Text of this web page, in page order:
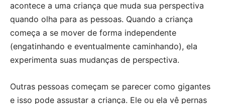
acontece a uma criança que muda sua perspectiva
quando olha para as pessoas. Quando a criança
começa a se mover de forma independente
(engatinhando e eventualmente caminhando), ela
experimenta suas mudanças de perspectiva.
Outras pessoas começam se parecer como gigantes
e isso pode assustar a criança. Ele ou ela vê pernas